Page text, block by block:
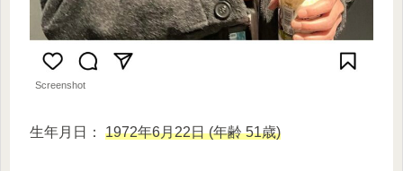
Screenshot
生年月日： 1972年6月22日 (年齢 51歳)